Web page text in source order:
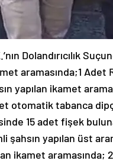
Dolandırıcılık
aramasında;1
yapılan ikamet
otomatik tabanca
15 adet fişek
yapılan üst
ikamet